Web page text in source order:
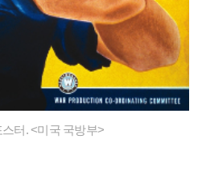
터. <미국 국방부>